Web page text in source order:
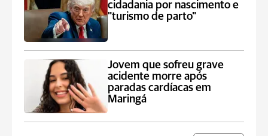
cidadania por nascimento e
"turismo de parto"
Jovem que sofreu grave
acidente morre após
paradas cardíacas em
Maringá